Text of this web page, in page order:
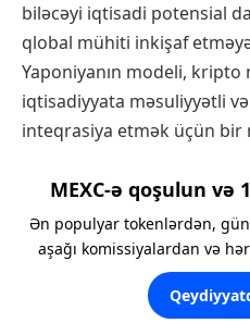
biləcəyi iqtisadi potensial
qlobal mühiti inkişaf
Yaponiyanın modeli, kripto
iqtisadiyyata məsuliyyətli
inteqrasiya etmək üçün bir
MEXC-ə qoşulun və
Ən populyar tokenlərdən,
aşağı komissiyalardan və